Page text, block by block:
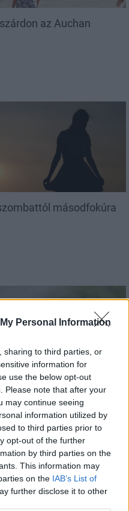
Personal Information
sharing to third parties, or
information for
use the below opt-out
Please note that after your
may continue seeing
information utilized by
to third parties prior to
opt-out of the further
by third parties on the
This information may
on the IAB’s List of
further disclose it to other
az Auchan
másodfokúra
Pakson